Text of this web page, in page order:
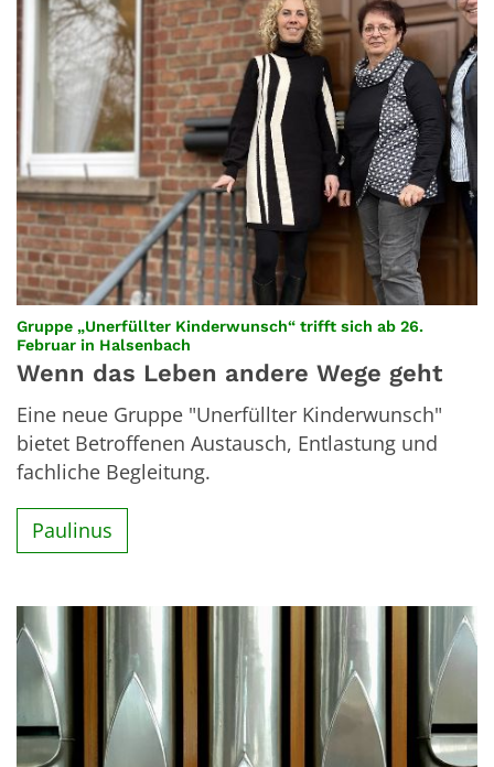
Gruppe „Unerfüllter Kinderwunsch“ trifft sich ab 26.
Februar in Halsenbach
Wenn das Leben andere Wege geht
Eine neue Gruppe "Unerfüllter Kinderwunsch"
bietet Betroffenen Austausch, Entlastung und
fachliche Begleitung.
Paulinus